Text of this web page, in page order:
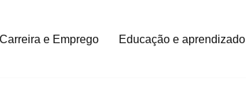
Carreira e Emprego Educação e aprendizado